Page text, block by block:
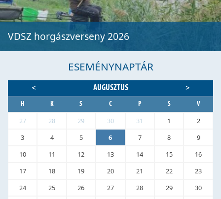
VDSZ horgászverseny 2026
ESEMÉNYNAPTÁR
< AUGUSZTUS >
H K S C P S V
27 28 29 30 31 1
2
3
4 5 6 7 8
9
10
11 12 13 14 15
16
17
18 19 20 21 22
23
24
25 26 27 28 29
30